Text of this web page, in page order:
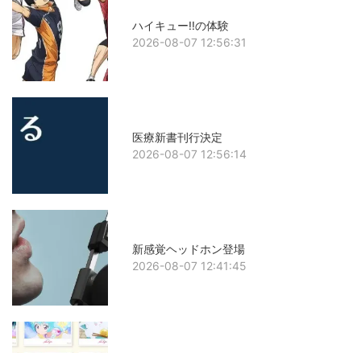
ハイキュー!!の体験
2026-08-07 12:56:31
医療新書刊行決定
2026-08-07 12:56:14
新感覚ヘッドホン登場
2026-08-07 12:41:45